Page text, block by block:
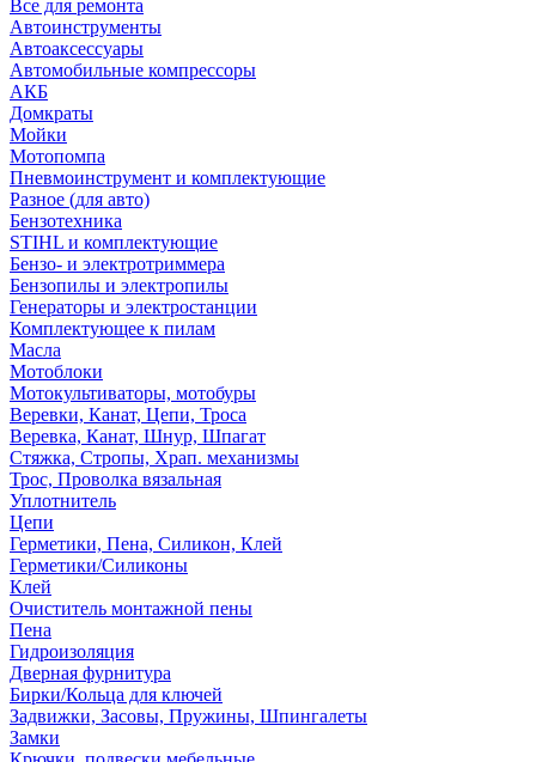
Все для ремонта
Автоинструменты
Автоаксессуары
Автомобильные компрессоры
АКБ
Домкраты
Мойки
Мотопомпа
Пневмоинструмент и комплектующие
Разное (для авто)
Бензотехника
STIHL и комплектующие
Бензо- и электротриммера
Бензопилы и электропилы
Генераторы и электростанции
Комплектующее к пилам
Масла
Мотоблоки
Мотокультиваторы, мотобуры
Веревки, Канат, Цепи, Троса
Веревка, Канат, Шнур, Шпагат
Стяжка, Стропы, Храп. механизмы
Трос, Проволка вязальная
Уплотнитель
Цепи
Герметики, Пена, Силикон, Клей
Герметики/Силиконы
Клей
Очиститель монтажной пены
Пена
Гидроизоляция
Дверная фурнитура
Бирки/Кольца для ключей
Задвижки, Засовы, Пружины, Шпингалеты
Замки